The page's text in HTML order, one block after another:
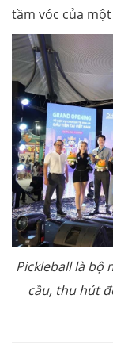
tầm vóc của
Pickleball là bộ
cầu, thu hút